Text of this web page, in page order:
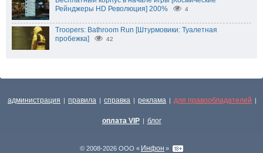
Рейнджеры HD Революция] 200%
4
Troopers: Bathroom Run [Штурмовики: Туалетная
пробежка]
42
администрация | правила | справка | реклама | для правообладателей |
оплата VIP | блог
© 2008-2026 ООО « Инфон »